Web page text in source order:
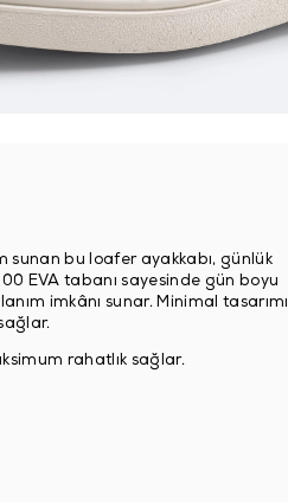
sunan bu loafer ayakkabı, günlük
EVA tabanı sayesinde gün boyu
imkânı sunar. Minimal tasarımı
rahatlık sağlar.